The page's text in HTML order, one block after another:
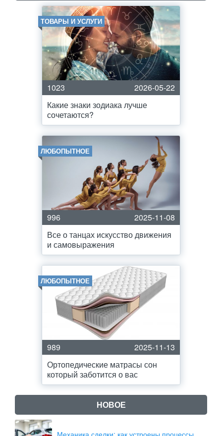
ТОВАРЫ И УСЛУГИ
1023
2026-05-22
Какие знаки зодиака лучше
сочетаются?
ЛЮБОПЫТНОЕ
996
2025-11-08
Все о танцах искусство движения
и самовыражения
ЛЮБОПЫТНОЕ
989
2025-11-13
Ортопедические матрасы сон
который заботится о вас
НОВОЕ
Механика сделки: как устроены процессы